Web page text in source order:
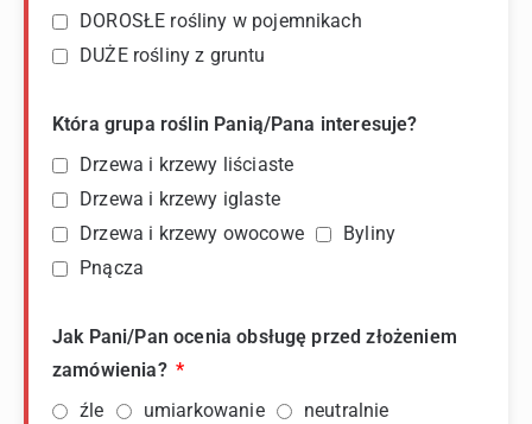
DOROSŁE rośliny w pojemnikach
DUŻE rośliny z gruntu
Która grupa roślin Panią/Pana interesuje?
Drzewa i krzewy liściaste
Drzewa i krzewy iglaste
Drzewa i krzewy owocowe
Byliny
Pnącza
Jak Pani/Pan ocenia obsługę przed złożeniem
zamówienia?
źle
umiarkowanie
neutralnie